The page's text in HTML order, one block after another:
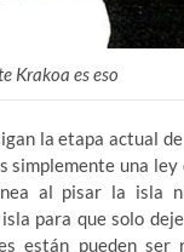
Krakoa es eso
la etapa actual
simplemente una
al pisar la isla
para que solo
están pueden